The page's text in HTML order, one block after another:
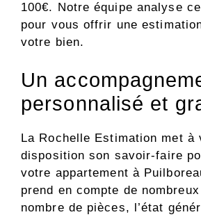
100€. Notre équipe analyse
pour vous offrir une
votre bien.
Un
personnalisé et
La Rochelle Estimation met à
disposition son savoir-faire
votre appartement à
prend en compte de
nombre de pièces, l’état